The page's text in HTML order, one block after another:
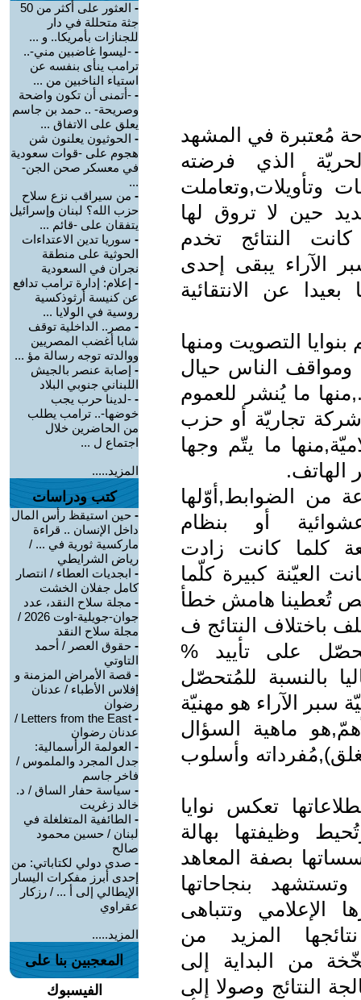
مُعتبرة في المشهد
الذي فرضته
وتأويلات,وتعاملت
حين لا تروق لها
النتائج تخدم
الآراء يبقى إحدى
عن الانتقائية
التصويت ومنها
الناس حيال
ما يُنشر للعموم
تجاريّة أو حزب
ما يتّم وجها
الهاتف.
من الضوابط,أوّلها
أو بنظام
كلما كانت زادت
العيّنة كبيرة كلّما
تُعطينا هامش خطأ
باختلاف النتائج ف
على تأييد %
بالنسبة للمُتحصّل
سبر الآراء هو مهنيّة
ماهية السؤال
وأسلوب
تعكس نوايا
وظيفتها بهالة
بصفة المعاهد
بنجاحاتها
الإعلامي وتتباهى
المزيد من
من البداية إلى
النتائج وصولا إلى
-
العثور على أكثر من 50
جثة متحللة في دار
للجنازات بأمريكا.. و ...
- -ليسوا غاضبين مني-..
ترامب ينأى بنفسه عن
استياء الناخبين من ...
- -أتمنى أن تكون واضحة
وصريحة- .. حمد بن جاسم
يعلق على الاتفاق ...
- الحوثيون يعلنون شن
هجوم على -قوات سعودية
في معسكر صحن الجن-
...
- من سيراقب نزع سلاح
حزب الله؟ لبنان وإسرائيل
يتفقان على -قائم ...
- سوريا تدين الاعتداءات
الحوثية على منطقة
نجران في السعودية
- إعلام: إدارة ترامب تدافع
عن كنيسة أرثوذكسية
روسية في الولايا ...
- مصر.. الداخلية توقف
شابا أغضب المصريين
ووالدته توجه رسالة مؤ ...
- إصابة عنصر بالجيش
اللبناني جنوبي البلاد
- -لدينا حرب يجب
خوضها-.. ترامب يطلب
من الحاضرين خلال
اجتماع ل ...
المزيد.....
كتب ودراسات
- حين استيقظ رأس المال
داخل الإنسان .. قراءة
ماركسية ثورية في ... /
رياض الشرايطي
- ابجديات العطاء / انتصار
كامل جفلان الخشت
- مجلة سلاح النقد، عدد
جوان-جويلية-اوت 2026 /
مجلة سلاح النقد
- حقوق العصر / أحمد
التاوتي
- قصة الأمراض المزمنة و
إفلاس الأطباء / عدنان
رضوان
-
Letters from the East /
عدنان رضوان
- العولمة الرأسمالية:
جدل المجرد والملموس /
فاخر جاسم
- سياسة حفار الساق / د.
خالد زغريت
- الطائفية المتغلغلة في
لبنان / حسين محمود
صالح
- صدى دولي لكتاباتي: من
إحدى أبرز مفكرات اليسار
الإيطالي إلى أ ... / رزكار
عقراوي
المزيد.....
المعجبين بنا على
الفيسبوك